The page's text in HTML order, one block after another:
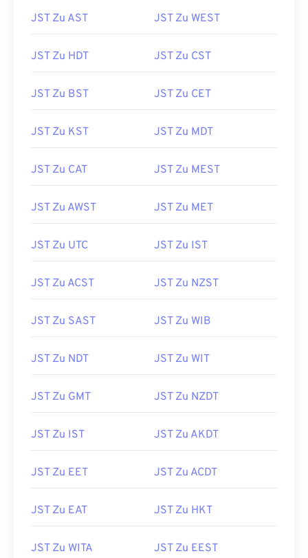
JST Zu AST JST Zu WEST
JST Zu HDT JST Zu CST
JST Zu BST JST Zu CET
JST Zu KST JST Zu MDT
JST Zu CAT JST Zu MEST
JST Zu AWST JST Zu MET
JST Zu UTC JST Zu IST
JST Zu ACST JST Zu NZST
JST Zu SAST JST Zu WIB
JST Zu NDT JST Zu WIT
JST Zu GMT JST Zu NZDT
JST Zu IST JST Zu AKDT
JST Zu EET JST Zu ACDT
JST Zu EAT JST Zu HKT
JST Zu WITA JST Zu EEST